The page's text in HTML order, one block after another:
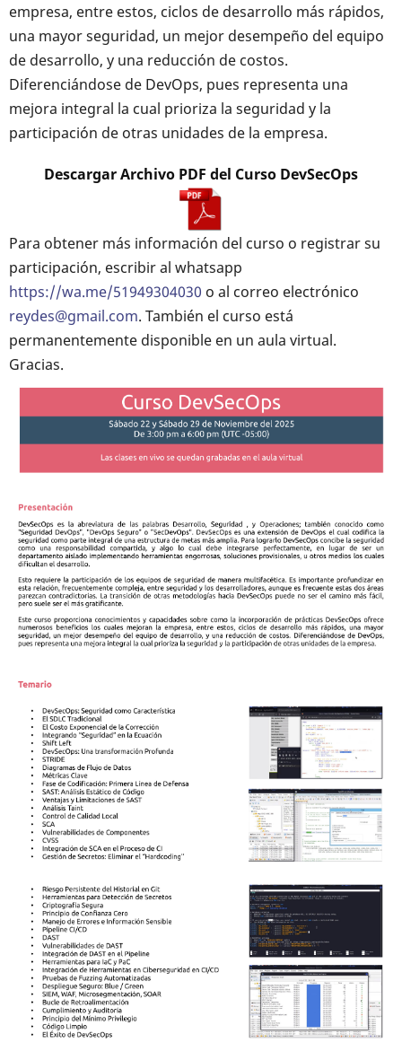
empresa, entre estos, ciclos de desarrollo más rápidos,
una mayor seguridad, un mejor desempeño del equipo
de desarrollo, y una reducción de costos.
Diferenciándose de DevOps, pues representa una
mejora integral la cual prioriza la seguridad y la
participación de otras unidades de la empresa.
Descargar Archivo PDF del Curso DevSecOps
Para obtener más información del curso o registrar su
participación, escribir al whatsapp
https://wa.me/51949304030 o al correo electrónico
reydes@gmail.com. También el curso está
permanentemente disponible en un aula virtual.
Gracias.